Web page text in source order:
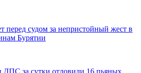
перед судом за непристойный жест в
Бурятии
ДПС за сутки отловили 16 пьяных